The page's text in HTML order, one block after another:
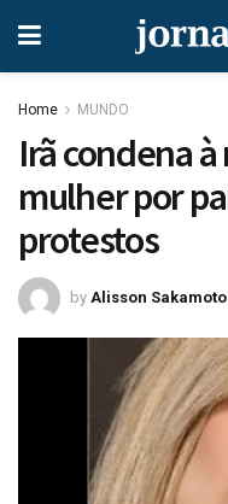
Home MUNDO
Irã condena
mulher por
protestos
by Alisson Sakamoto